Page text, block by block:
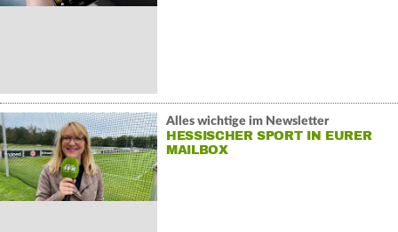
Alles wichtige im Newsletter
HESSISCHER SPORT IN EURER
MAILBOX